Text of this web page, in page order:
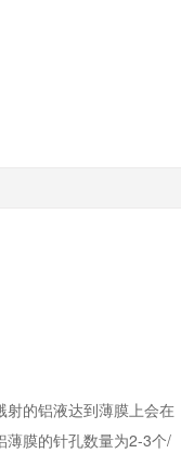
的铝液达到薄膜上会在
薄膜的针孔数量为2-3个/